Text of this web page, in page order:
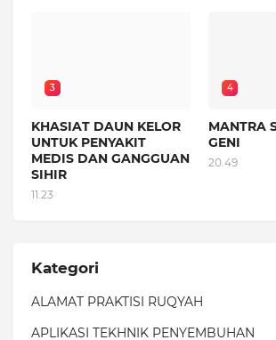
3
KHASIAT DAUN KELOR
UNTUK PENYAKIT
MEDIS DAN GANGGUAN
SIHIR
11.23
4
MANTRA
GENI
20.49
Kategori
ALAMAT PRAKTISI RUQYAH
APLIKASI TEKHNIK PENYEMBUHAN